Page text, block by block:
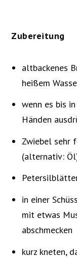
Zubereitung
altbackenes
heißem
wenn es bis
Händen
Zwiebel sehr
(alternativ:
in einer
mit etwas
abschmecken
kurz kneten,